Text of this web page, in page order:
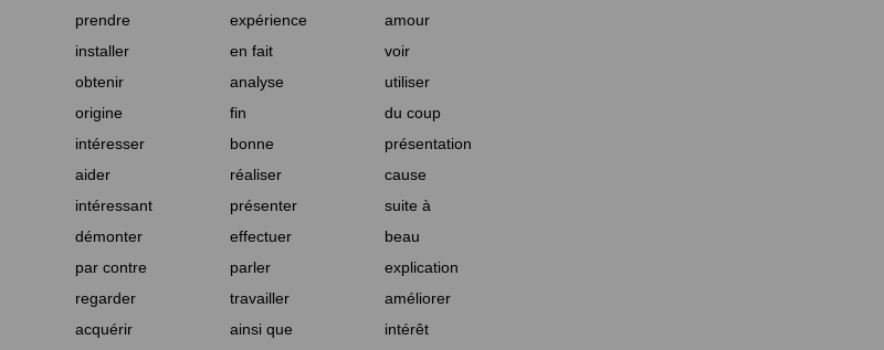
prendre expérience
amour
installer en fait
voir
obtenir analyse
utiliser
origine fin
du coup
intéresser bonne
présentation
aider réaliser
cause
intéressant présenter
suite à
démonter effectuer
beau
par contre parler
explication
regarder travailler
améliorer
acquérir ainsi que intérêt